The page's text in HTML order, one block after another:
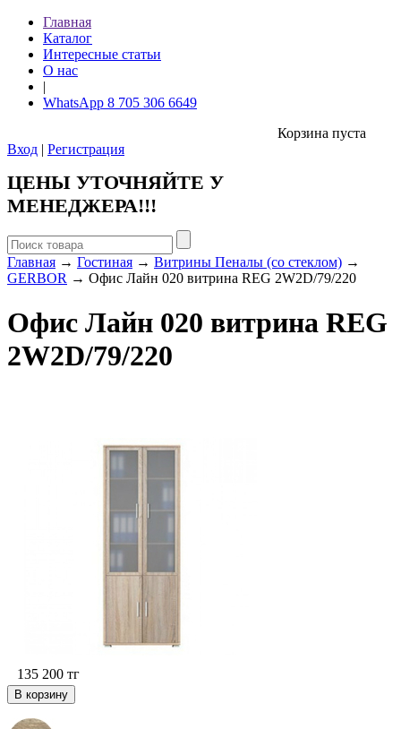
Главная
Каталог
Интересные статьи
О нас
|
WhatsApp 8 705 306 6649
Корзина пуста
Вход | Регистрация
ЦЕНЫ УТОЧНЯЙТЕ У
МЕНЕДЖЕРА!!!
Главная → Гостиная → Витрины Пеналы (со стеклом) →
GERBOR → Офис Лайн 020 витрина REG 2W2D/79/220
Офис Лайн 020 витрина REG
2W2D/79/220
135 200 тг
В корзину